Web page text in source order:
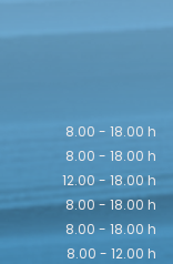
8.00 - 18.00 h
8.00 - 18.00 h
12.00 - 18.00 h
8.00 - 18.00 h
8.00 - 18.00 h
8.00 - 12.00 h